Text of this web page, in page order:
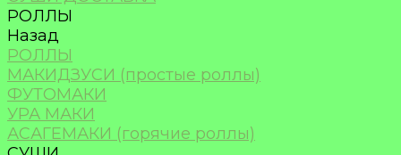
РОЛЛЫ
Назад
РОЛЛЫ
МАКИДЗУСИ (простые роллы)
ФУТОМАКИ
УРА МАКИ
АСАГЕМАКИ (горячие роллы)